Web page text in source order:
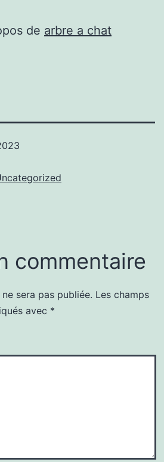
de arbre a chat
commentaire
sera pas publiée. Les champs
avec *